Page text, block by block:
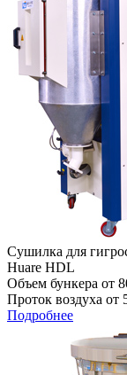
Сушилка для
Huare HDL
Объем бункера от
Проток воздуха от
Подробнее